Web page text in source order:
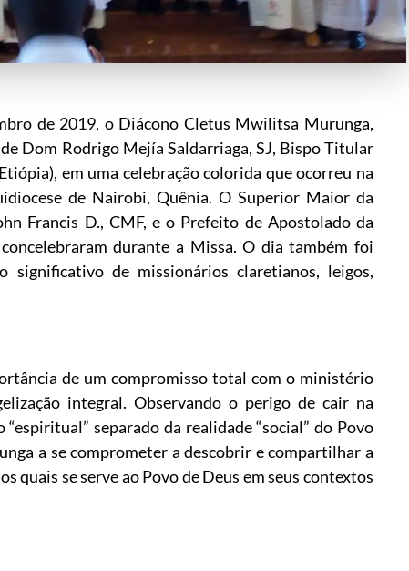
de 2019, o Diácono Cletus Mwilitsa Murunga,
Dom Rodrigo Mejía Saldarriaga, SJ, Bispo Titular
em uma celebração colorida que ocorreu na
de Nairobi, Quênia. O Superior Maior da
Francis D., CMF, e o Prefeito de Apostolado da
durante a Missa. O dia também foi
significativo de missionários claretianos, leigos,
de um compromisso total com o ministério
integral. Observando o perigo de cair na
separado da realidade “social” do Povo
a se comprometer a descobrir e compartilhar a
quais se serve ao Povo de Deus em seus contextos